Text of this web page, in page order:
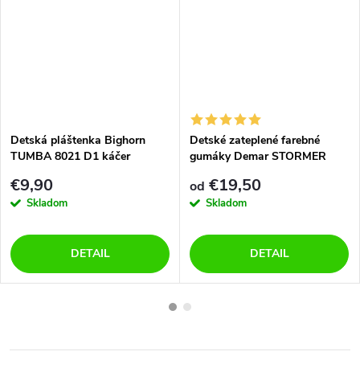
Detská pláštenka Bighorn
TUMBA 8021 D1 káčer
€9,90
Skladom
DETAIL
Detské zateplené farebné
gumáky Demar STORMER
auta
od €19,50
Skladom
DETAIL